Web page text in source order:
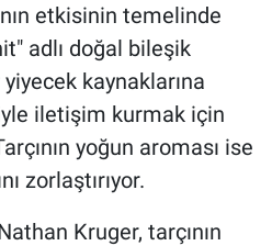
etkisinin temelinde
adlı doğal bileşik
kaynaklarına
iletişim kurmak için
yoğun aroması ise
zorlaştırıyor.
Kruger, tarçının